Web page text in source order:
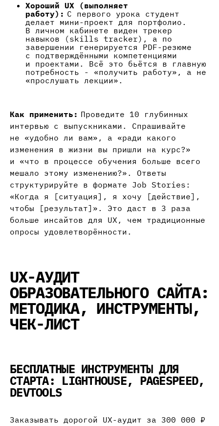
Хороший UX (выполняет
работу): С первого урока студент
делает мини-проект для портфолио.
В личном кабинете виден трекер
навыков (skills tracker), а по
завершении генерируется PDF-резюме
с подтверждёнными компетенциями
и проектами. Всё это бьётся в главную
потребность - «получить работу», а не
«прослушать лекции».
Как применить: Проведите 10 глубинных
интервью с выпускниками. Спрашивайте
не «удобно ли вам», а «ради какого
изменения в жизни вы пришли на курс?»
и «что в процессе обучения больше всего
мешало этому изменению?». Ответы
структурируйте в формате Job Stories:
«Когда я [ситуация], я хочу [действие],
чтобы [результат]». Это даст в 3 раза
больше инсайтов для UX, чем традиционные
опросы удовлетворённости.
UX-АУДИТ
ОБРАЗОВАТЕЛЬНОГО САЙТА:
МЕТОДИКА, ИНСТРУМЕНТЫ,
ЧЕК-ЛИСТ
БЕСПЛАТНЫЕ ИНСТРУМЕНТЫ ДЛЯ
СТАРТА: LIGHTHOUSE, PAGESPEED,
DEVTOOLS
Заказывать дорогой UX-аудит за 300 000 ₽